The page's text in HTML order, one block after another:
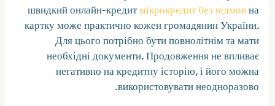
швидкий онлайн-кредитмікрокредит без відмовна
картку може практично кожен громадянин України.
Для цього потрібно бути повнолітнім та мати
необхідні документи. Продовження не впливає
негативно на кредитну історію, і його можна
використовувати неодноразово.